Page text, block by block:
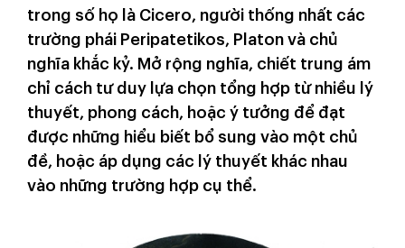
trong số họ là Cicero, người thống nhất các
trường phái Peripatetikos, Platon và chủ
nghĩa khắc kỷ. Mở rộng nghĩa, chiết trung ám
chỉ cách tư duy lựa chọn tổng hợp từ nhiều lý
thuyết, phong cách, hoặc ý tưởng để đạt
được những hiểu biết bổ sung vào một chủ
đề, hoặc áp dụng các lý thuyết khác nhau
vào những trường hợp cụ thể.